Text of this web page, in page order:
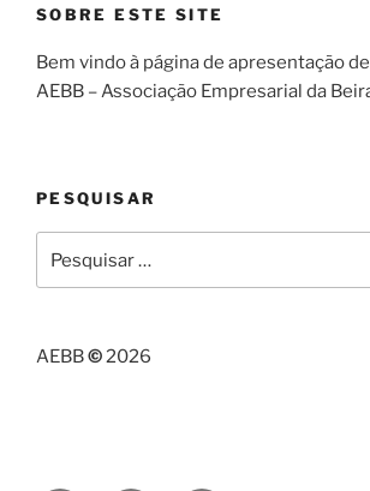
SOBRE ESTE SITE
Bem vindo à página de apresentação
AEBB – Associação Empresarial da
PESQUISAR
por:
AEBB©2026